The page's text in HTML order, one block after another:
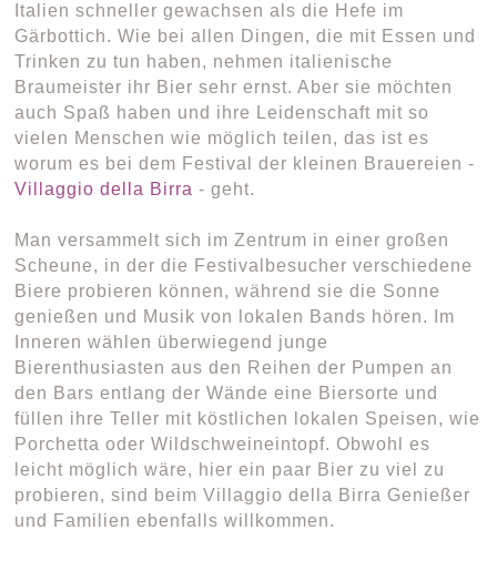
Italien schneller gewachsen als die Hefe im
Gärbottich. Wie bei allen Dingen, die mit Essen und
Trinken zu tun haben, nehmen italienische
Braumeister ihr Bier sehr ernst. Aber sie möchten
auch Spaß haben und ihre Leidenschaft mit so
vielen Menschen wie möglich teilen, das ist es
worum es bei dem Festival der kleinen Brauereien -
Villaggio della Birra - geht.
Man versammelt sich im Zentrum in einer großen
Scheune, in der die Festivalbesucher verschiedene
Biere probieren können, während sie die Sonne
genießen und Musik von lokalen Bands hören. Im
Inneren wählen überwiegend junge
Bierenthusiasten aus den Reihen der Pumpen an
den Bars entlang der Wände eine Biersorte und
füllen ihre Teller mit köstlichen lokalen Speisen, wie
Porchetta oder Wildschweineintopf. Obwohl es
leicht möglich wäre, hier ein paar Bier zu viel zu
probieren, sind beim Villaggio della Birra Genießer
und Familien ebenfalls willkommen.